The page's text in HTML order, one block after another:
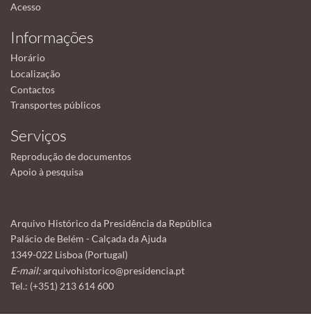
Acesso
Informações
Horário
Localização
Contactos
Transportes públicos
Serviços
Reprodução de documentos
Apoio à pesquisa
Arquivo Histórico da Presidência da República
Palácio de Belém - Calçada da Ajuda
1349-022 Lisboa (Portugal)
E-mail:arquivohistorico@presidencia.pt
Tel.: (+351) 213 614 600